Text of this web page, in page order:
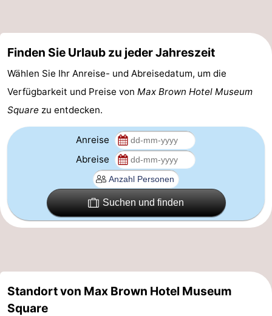
Parken
Tipps
für
Touristen
Medizin
Adressen
Wetter
Finden Sie Urlaub zu jeder Jahreszeit
Wählen Sie Ihr Anreise- und Abreisedatum, um die
Verfügbarkeit und Preise von Max Brown Hotel Museum
Square zu entdecken.
Anreise
Abreise
Suchen und finden
Standort von Max Brown Hotel Museum
Square